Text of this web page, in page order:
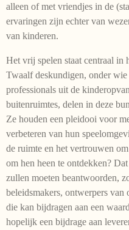
alleen of met vriendjes in de
ervaringen zijn echter van
van kinderen.
Het vrij spelen staat centraal in
Twaalf deskundigen, onder wie
professionals uit de
buitenruimtes, delen in deze
Ze houden een pleidooi voor
verbeteren van hun
de ruimte en het vertrouwen
om hen heen te ontdekken?
zullen moeten beantwoorden,
beleidsmakers, ontwerpers van
die kan bijdragen aan een
hopelijk een bijdrage aan